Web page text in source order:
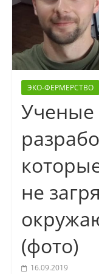
ЭКО-ФЕРМЕРСТВО
Ученые
не
(фото)
16.09.2019